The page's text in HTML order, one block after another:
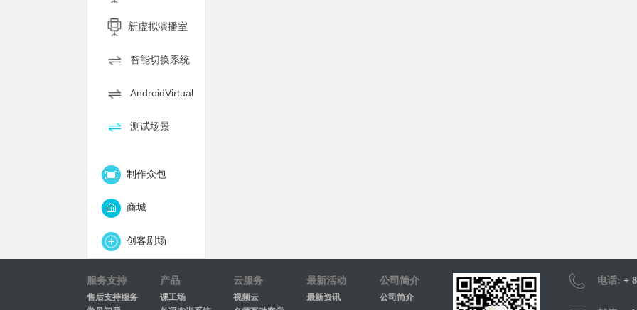
新虚拟演播室
智能切换系统
AndroidVirtual
测试场景
制作众包
商城
创客剧场
服务支持
售后支持服务
产品
课工场
云服务
视频云
最新活动
最新资讯
公司简介
公司简介
电话: +